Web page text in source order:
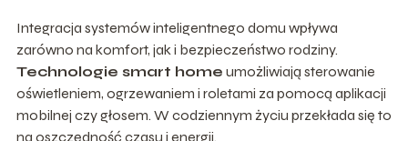
Integracja systemów inteligentnego domu wpływa
zarówno na komfort, jak i bezpieczeństwo rodziny.
Technologie smart home umożliwiają sterowanie
oświetleniem, ogrzewaniem i roletami za pomocą aplikacji
mobilnej czy głosem. W codziennym życiu przekłada się to
na oszczędność czasu i energii.